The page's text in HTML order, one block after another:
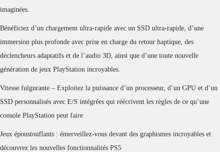
imaginées.
Bénéficiez d’un chargement ultra-rapide avec un SSD ultra-rapide, d’une
immersion plus profonde avec prise en charge du retour haptique, des
déclencheurs adaptatifs et de l’audio 3D, ainsi que d’une toute nouvelle
génération de jeux PlayStation incroyables.
Vitesse fulgurante – Exploitez la puissance d’un processeur, d’un GPU et d’un
SSD personnalisés avec E/S intégrées qui réécrivent les règles de ce qu’une
console PlayStation peut faire
Jeux époustouflants : émerveillez-vous devant des graphismes incroyables et
découvrez les nouvelles fonctionnalités PS5